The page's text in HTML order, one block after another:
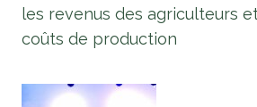
les revenus des agriculteurs
coûts de production